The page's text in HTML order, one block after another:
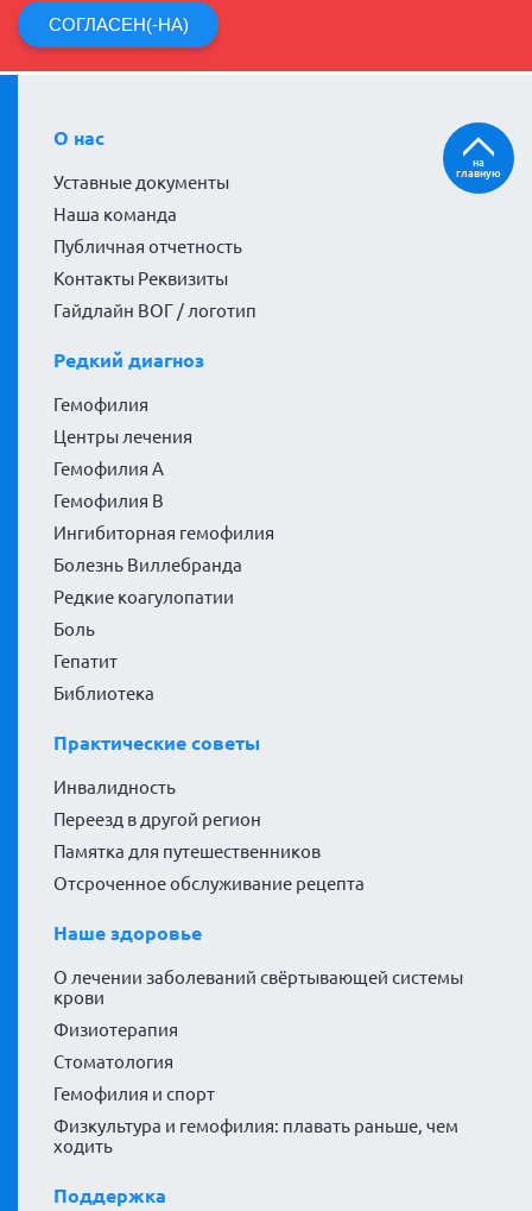
СОГЛАСЕН(-НА)
О нас
Уставные документы
Наша команда
Публичная отчетность
Контакты Реквизиты
Гайдлайн ВОГ / логотип
Редкий диагноз
Гемофилия
Центры лечения
Гемофилия А
Гемофилия В
Ингибиторная гемофилия
Болезнь Виллебранда
Редкие коагулопатии
Боль
Гепатит
Библиотека
Практические советы
Инвалидность
Переезд в другой регион
Памятка для путешественников
Отсроченное обслуживание рецепта
Наше здоровье
О лечении заболеваний свёртывающей системы
крови
Физиотерапия
Стоматология
Гемофилия и спорт
Физкультура и гемофилия: плавать раньше, чем
ходить
Поддержка
на
главную